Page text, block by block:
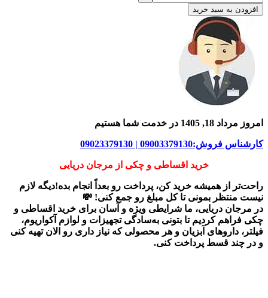
افزودن به سبد خرید
امروز مرداد 18, 1405 در خدمت شما هستیم
کارشناس فروش:09003379130 | 09023379130
خرید اقساطی و چکی از مرجان دریایی
راحت‌تر از همیشه خرید کن، پرداخت رو بعداً انجام بده!دیگه لازم
نیست منتظر بمونی تا کل مبلغ رو جمع کنی! 💸
در مرجان دریایی، ما شرایطی ویژه و آسان برای خرید اقساطی و
چکی فراهم کردیم تا بتونی به‌سادگی تجهیزات و لوازم آکواریوم،
فیلتر، داروهای آبزیان و هر محصولی که نیاز داری رو الان تهیه کنی
و در چند قسط پرداخت کنی.